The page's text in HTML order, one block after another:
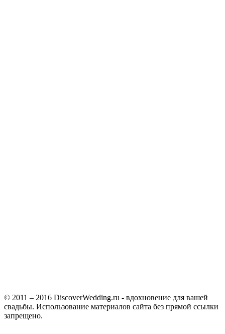
© 2011 – 2016 DiscoverWedding.ru - вдохновение для вашей
свадьбы. Использование материалов сайта без прямой ссылки
запрещено.